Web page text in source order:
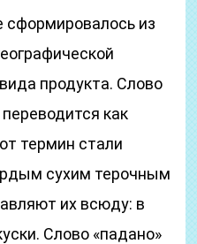
сформировалось из
продукта. Слово
переводится как
термин стали
сухим терочным
их всюду: в
Слово «падано»